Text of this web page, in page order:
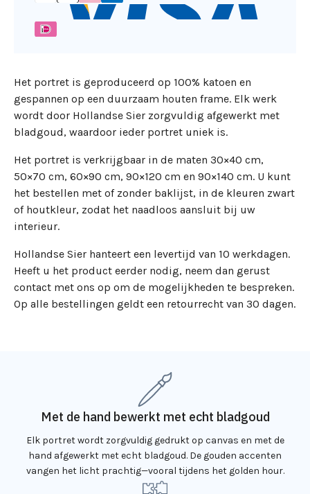
Het portret is geproduceerd op 100% katoen en
gespannen op een duurzaam houten frame. Elk werk
wordt door Hollandse Sier zorgvuldig afgewerkt met
bladgoud, waardoor ieder portret uniek is.
Het portret is verkrijgbaar in de maten 30×40 cm,
50×70 cm, 60×90 cm, 90×120 cm en 90×140 cm. U kunt
het bestellen met of zonder baklijst, in de kleuren zwart
of houtkleur, zodat het naadloos aansluit bij uw
interieur.
Hollandse Sier hanteert een levertijd van 10 werkdagen.
Heeft u het product eerder nodig, neem dan gerust
contact met ons op om de mogelijkheden te bespreken.
Op alle bestellingen geldt een retourrecht van 30 dagen.
Met de hand bewerkt met echt bladgoud
Elk portret wordt zorgvuldig gedrukt op canvas en met de
hand afgewerkt met echt bladgoud. De gouden accenten
vangen het licht prachtig—vooral tijdens het golden hour.